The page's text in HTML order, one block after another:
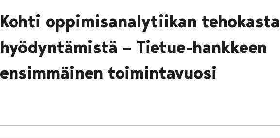
Kohti oppimisanalytiikan tehokasta
hyödyntämistä – Tietue-hankkeen
ensimmäinen toimintavuosi